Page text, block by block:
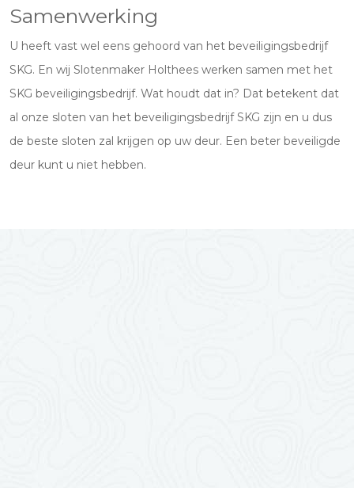
Samenwerking
U heeft vast wel eens gehoord van het beveiligingsbedrijf
SKG. En wij Slotenmaker Holthees werken samen met het
SKG beveiligingsbedrijf. Wat houdt dat in? Dat betekent dat
al onze sloten van het beveiligingsbedrijf SKG zijn en u dus
de beste sloten zal krijgen op uw deur. Een beter beveiligde
deur kunt u niet hebben.